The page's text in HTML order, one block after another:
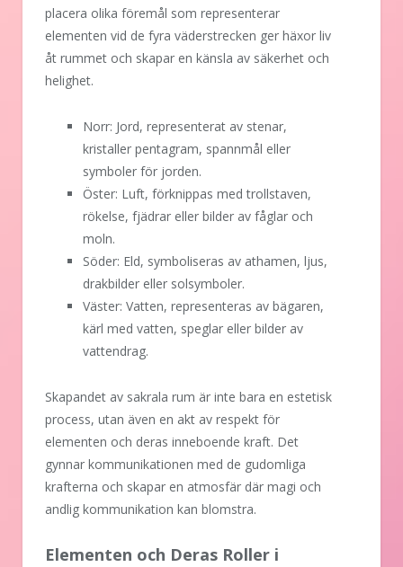
placera olika föremål som representerar
elementen vid de fyra väderstrecken ger häxor liv
åt rummet och skapar en känsla av säkerhet och
helighet.
Norr: Jord, representerat av stenar,
kristaller pentagram, spannmål eller
symboler för jorden.
Öster: Luft, förknippas med trollstaven,
rökelse, fjädrar eller bilder av fåglar och
moln.
Söder: Eld, symboliseras av athamen, ljus,
drakbilder eller solsymboler.
Väster: Vatten, representeras av bägaren,
kärl med vatten, speglar eller bilder av
vattendrag.
Skapandet av sakrala rum är inte bara en estetisk
process, utan även en akt av respekt för
elementen och deras inneboende kraft. Det
gynnar kommunikationen med de gudomliga
krafterna och skapar en atmosfär där magi och
andlig kommunikation kan blomstra.
Elementen och Deras Roller i